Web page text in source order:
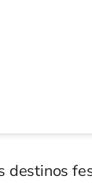
destinos